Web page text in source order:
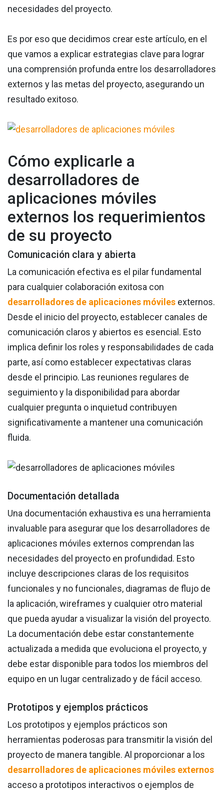
necesidades del proyecto.
Es por eso que decidimos crear este artículo, en el
que vamos a explicar estrategias clave para lograr
una comprensión profunda entre los desarrolladores
externos y las metas del proyecto, asegurando un
resultado exitoso.
Cómo explicarle a
desarrolladores de
aplicaciones móviles
externos los requerimientos
de su proyecto
Comunicación clara y abierta
La comunicación efectiva es el pilar fundamental
para cualquier colaboración exitosa con
desarrolladores de aplicaciones móviles externos.
Desde el inicio del proyecto, establecer canales de
comunicación claros y abiertos es esencial. Esto
implica definir los roles y responsabilidades de cada
parte, así como establecer expectativas claras
desde el principio. Las reuniones regulares de
seguimiento y la disponibilidad para abordar
cualquier pregunta o inquietud contribuyen
significativamente a mantener una comunicación
fluida.
Documentación detallada
Una documentación exhaustiva es una herramienta
invaluable para asegurar que los desarrolladores de
aplicaciones móviles externos comprendan las
necesidades del proyecto en profundidad. Esto
incluye descripciones claras de los requisitos
funcionales y no funcionales, diagramas de flujo de
la aplicación, wireframes y cualquier otro material
que pueda ayudar a visualizar la visión del proyecto.
La documentación debe estar constantemente
actualizada a medida que evoluciona el proyecto, y
debe estar disponible para todos los miembros del
equipo en un lugar centralizado y de fácil acceso.
Prototipos y ejemplos prácticos
Los prototipos y ejemplos prácticos son
herramientas poderosas para transmitir la visión del
proyecto de manera tangible. Al proporcionar a los
desarrolladores de aplicaciones móviles externos
acceso a prototipos interactivos o ejemplos de